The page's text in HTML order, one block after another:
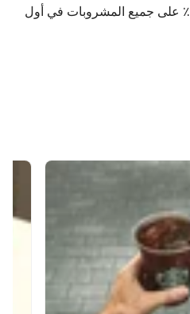
اشترك واحصل على خصم 20٪ على جميع المشروبات في أول